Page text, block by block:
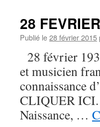
28 FEVRIER
Publié le28 février 2015
28 février
et musicien
connaissance
CLIQUER
Naissance, …